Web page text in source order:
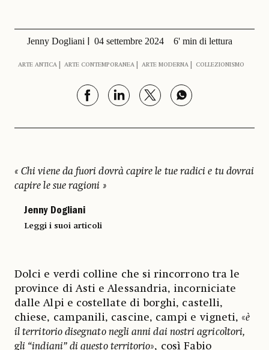
Jenny Dogliani 04 settembre 2024 6' min di lettura
ARTE ANTICA ARTE CONTEMPORANEA ARTE MODERNA COLLEZIONISMO
Jenny Dogliani
Leggi i suoi articoli
«Chi viene da fuori dovrà capire le tue radici e tu dovrai
capire le sue ragioni »
Dolci e verdi colline che si rincorrono tra le
province di Asti e Alessandria, incorniciate
dalle Alpi e costellate di borghi, castelli,
chiese, campanili, cascine, campi e vigneti, «è
il territorio disegnato negli anni dai nostri agricoltori,
gli “indiani” di questo territorio», così Fabio